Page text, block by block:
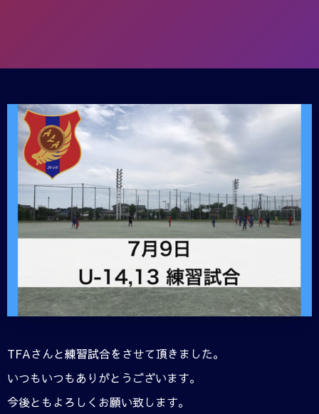
TFAさんと練習試合をさせて頂きました。
いつもいつもありがとうございます。
今後ともよろしくお願い致します。